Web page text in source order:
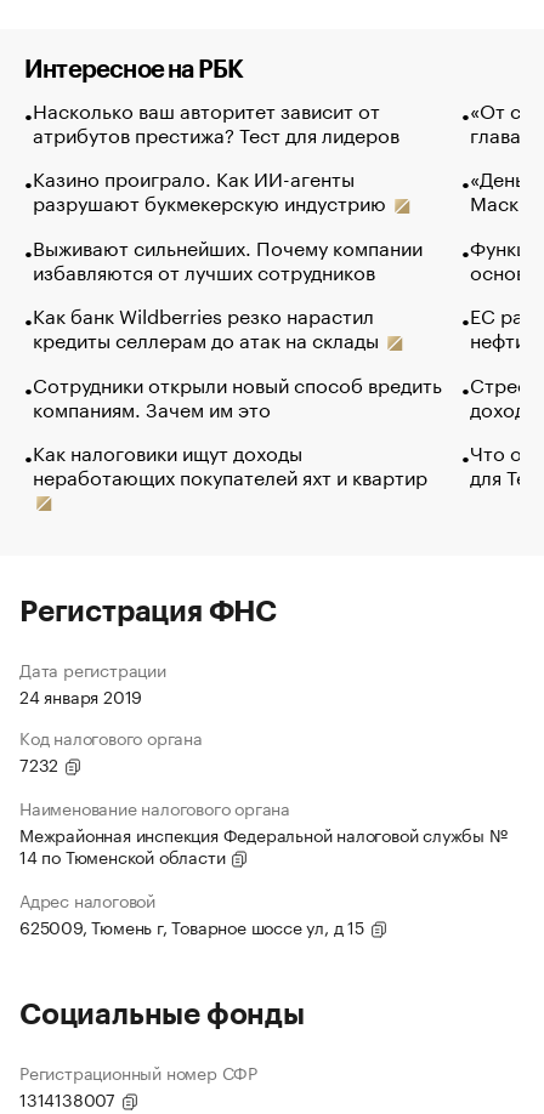
Интересное на РБК
Насколько ваш авторитет зависит от
атрибутов престижа? Тест для лидеров
Казино проиграло. Как ИИ-агенты
разрушают букмекерскую индустрию
Выживают сильнейших. Почему компании
избавляются от лучших сотрудников
Как банк Wildberries резко нарастил
кредиты селлерам до атак на склады
Сотрудники открыли новый способ вредить
компаниям. Зачем им это
Как налоговики ищут доходы
неработающих покупателей яхт и квартир
«От
глава
Маск в
основ
ЕС
нефти
Что
для
Регистрация ФНС
Дата регистрации
24 января 2019
Код налогового органа
7232
Наименование налогового органа
Межрайонная инспекция Федеральной налоговой службы №
14 по Тюменской области
Адрес налоговой
625009, Тюмень г, Товарное шоссе ул, д 15
Социальные фонды
Регистрационный номер СФР
1314138007